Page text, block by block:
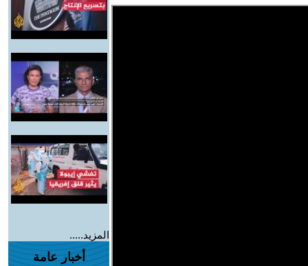
المزيد.....
أخبار عامة